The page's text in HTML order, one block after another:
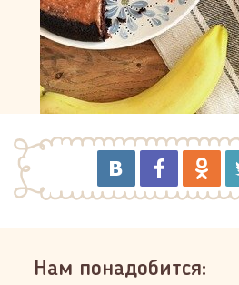
Нам понадобится: